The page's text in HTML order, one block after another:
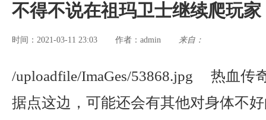
不得不说在祖玛卫士继续爬玩家
时间：2021-03-11 23:03 作者： admin 来自：
/uploadfile/ImaGes/53868.jpg 热血传
据点这边，可能还会有其他对身体不